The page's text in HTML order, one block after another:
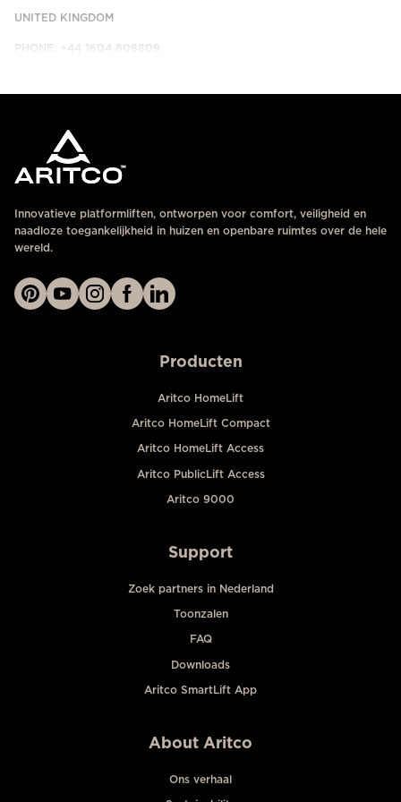
UNITED KINGDOM
PHONE: +44 1604 808809
Innovatieve platformliften, ontworpen voor comfort, veiligheid en
naadloze toegankelijkheid in huizen en openbare ruimtes over de hele
wereld.
Producten
Aritco HomeLift
Aritco HomeLift Compact
Aritco HomeLift Access
Aritco PublicLift Access
Aritco 9000
Support
Zoek partners in Nederland
Toonzalen
FAQ
Downloads
Aritco SmartLift App
About Aritco
Ons verhaal